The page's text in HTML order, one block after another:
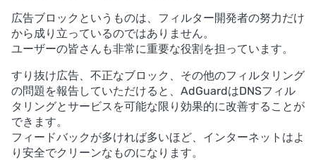
広告ブロックというものは、フィルター開発者の努力だけ
から成り立っているのではありません。
ユーザーの皆さんも非常に重要な役割を担っています。
すり抜け広告、不正なブロック、その他のフィルタリング
の問題を報告していただけると、AdGuardはDNSフィル
タリングとサービスを可能な限り効果的に改善することが
できます。
フィードバックが多ければ多いほど、インターネットはよ
り安全でクリーンなものになります。